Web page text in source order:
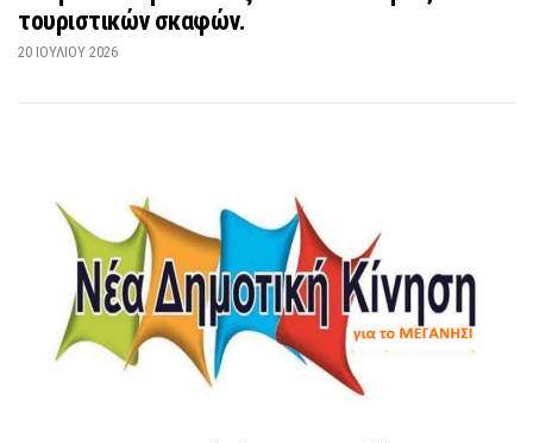
τουριστικών σκαφών.
20 ΙΟΥΛΊΟΥ 2026